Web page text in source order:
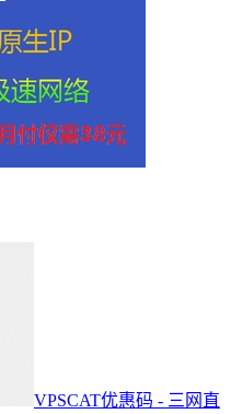
VPSCAT优惠码 - 三网直